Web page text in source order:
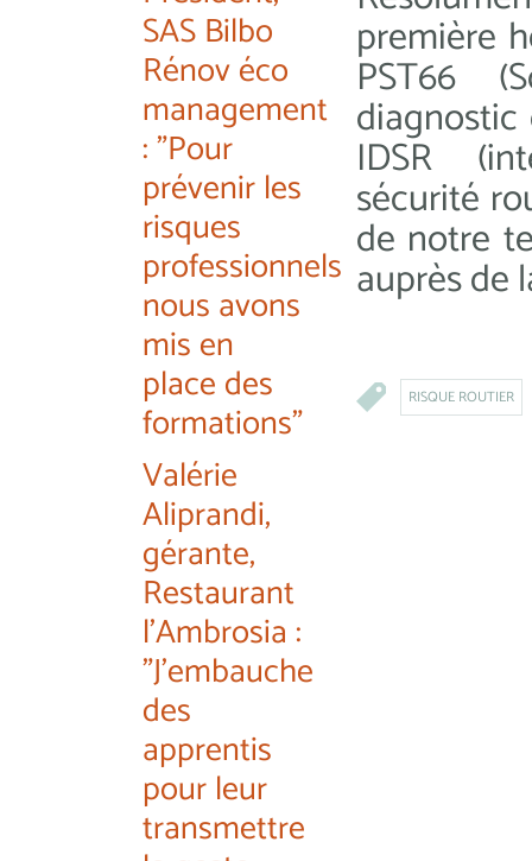
SAS Bilbo
Rénov éco
management
: "Pour
prévenir les
risques
professionnels
nous avons
mis en
place des
formations"
Valérie
Aliprandi,
gérante,
Restaurant
l'Ambrosia :
"J'embauche
des
apprentis
pour leur
transmettre
première
PST66
IDSR
sécurité
de notre
auprès de
RISQUE ROUTIER